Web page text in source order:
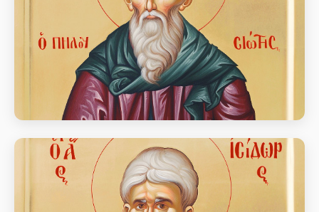
Преподобний Ісидор Пелусіот
день пам’яті Прп. Ісидора Пелусіота (бл. 436 – 440)